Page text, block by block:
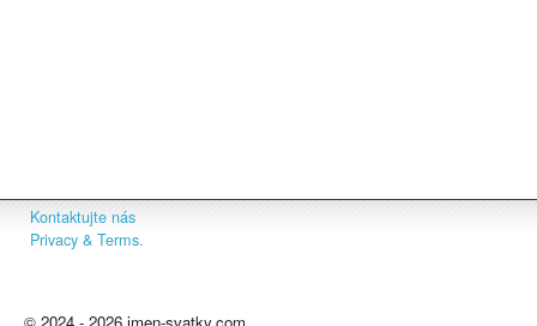
Kontaktujte nás
Privacy & Terms.